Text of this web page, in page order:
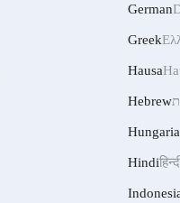
German
Greek
Hausa
Hebrew
Hindi